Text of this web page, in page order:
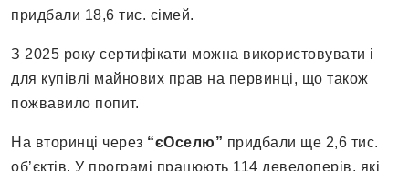
придбали 18,6 тис. сімей.
З 2025 року сертифікати можна використовувати і
для купівлі майнових прав на первинці, що також
пожвавило попит.
На вторинці через “єОселю” придбали ще 2,6 тис.
об’єктів. У програмі працюють 114 девелоперів, які